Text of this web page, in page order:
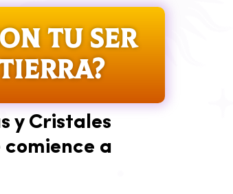
TU SER
y Cristales
a